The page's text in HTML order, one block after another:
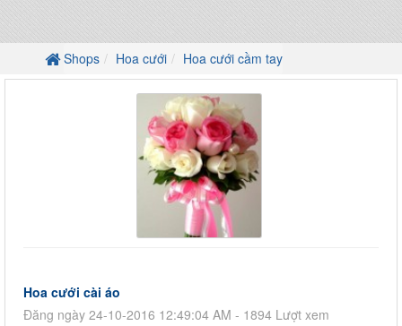
Shops Hoa cưới Hoa cưới cầm tay
Hoa cưới cài áo
Đăng ngày 24-10-2016 12:49:04 AM - 1894 Lượt xem